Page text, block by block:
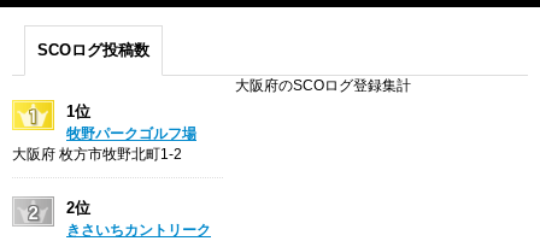
SCOログ投稿数
大阪府のSCOログ登録集計
1位
牧野パークゴルフ場
大阪府 枚方市牧野北町1-2
2位
きさいちカントリーク